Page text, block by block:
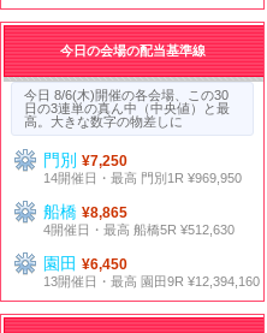
今日の会場の配当基準線
今日 8/6(木)開催の各会場、この30
日の3連単の真ん中（中央値）と最
高。大きな数字の物差しに
門別¥7,250
14開催日・最高 門別1R ¥969,950
船橋¥8,865
4開催日・最高 船橋5R ¥512,630
園田¥6,450
13開催日・最高 園田9R ¥12,394,160